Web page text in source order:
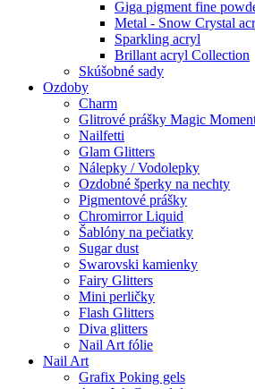
Giga pigment fine
Metal - Snow Crystal
Sparkling acryl
Brillant acryl Collection
Skúšobné sady
Ozdoby
Charm
Glitrové prášky Magic
Nailfetti
Glam Glitters
Nálepky / Vodolepky
Ozdobné šperky na nechty
Pigmentové prášky
Chromirror Liquid
Šablóny na pečiatky
Sugar dust
Swarovski kamienky
Fairy Glitters
Mini perličky
Flash Glitters
Diva glitters
Nail Art fólie
Nail Art
Grafix Poking gels